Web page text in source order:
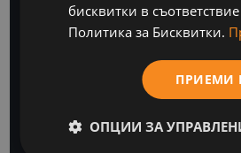
Бъдете
бисквитки в
Политика за Бисквитки.
ПРИЕМИ
ОПЦИИ ЗА